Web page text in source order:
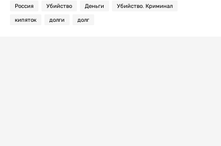
Россия Убийство Деньги Убийство. Криминал
кипяток долги долг